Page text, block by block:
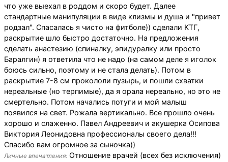
что уже выехал в роддом и скоро будет. Далее
стандартные манипуляции в виде клизмы и душа и "привет
родзал". Спасалась я чисто на фитболе)) сделали КТГ,
раскрытие шло быстро достаточно. На предложения
сделать анастезию (спиналку, эпидуралку или просто
Баралгин) я ответила что не надо (на самом деле я иголок
боюсь сильно, поэтому и не стала делать). Потом в
раскрытие 7-8 см прокололи пузырь, и пошли схватки
нереальные (но терпимые), да я орала нереально, но это не
смертельно. Потом начались потуги и мой малыш
появился на свет. Рожала вертикально. Все прошло очень
хорошо и слаженно. Павел Андреевич и акушерка Осипова
Виктория Леонидовна профессионалы своего дела!!!
Спасибо вам огромное за сыночка))
Личные впечатления: Отношение врачей (всех без исключения)